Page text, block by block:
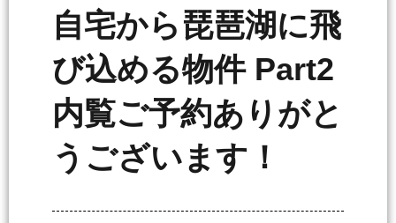
自宅から琵琶湖に飛
び込める物件 Part2
内覧ご予約ありがと
うございます！